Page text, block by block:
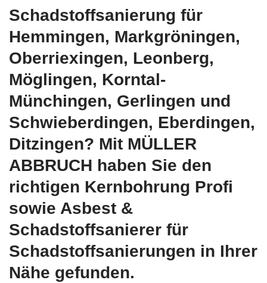
Schadstoffsanierung für
Hemmingen, Markgröningen,
Oberriexingen, Leonberg,
Möglingen, Korntal-
Münchingen, Gerlingen und
Schwieberdingen, Eberdingen,
Ditzingen? Mit MÜLLER
ABBRUCH haben Sie den
richtigen Kernbohrung Profi
sowie Asbest &
Schadstoffsanierer für
Schadstoffsanierungen in Ihrer
Nähe gefunden.